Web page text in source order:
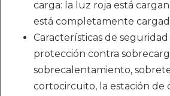
carga: la luz roja está
está completamente
Características de seguridad
protección contra
sobrecalentamiento,
cortocircuito, la estación de